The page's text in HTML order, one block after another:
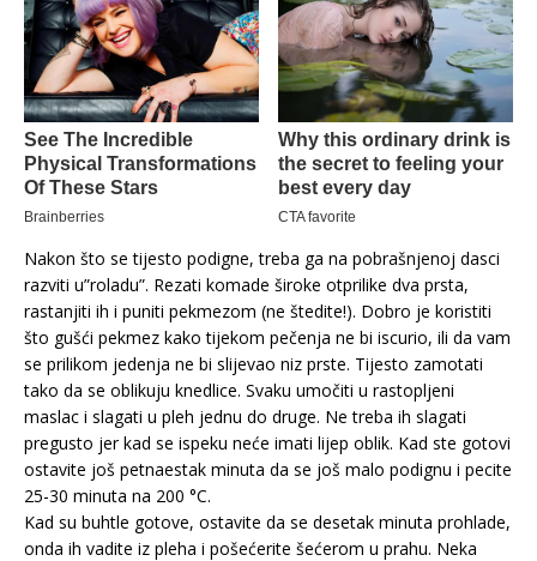
Nakon što se tijesto podigne, treba ga na pobrašnjenoj dasci
razviti u”roladu”. Rezati komade široke otprilike dva prsta,
rastanjiti ih i puniti pekmezom (ne štedite!). Dobro je koristiti
što gušći pekmez kako tijekom pečenja ne bi iscurio, ili da vam
se prilikom jedenja ne bi slijevao niz prste. Tijesto zamotati
tako da se oblikuju knedlice. Svaku umočiti u rastopljeni
maslac i slagati u pleh jednu do druge. Ne treba ih slagati
pregusto jer kad se ispeku neće imati lijep oblik. Kad ste gotovi
ostavite još petnaestak minuta da se još malo podignu i pecite
25-30 minuta na 200 °C.
Kad su buhtle gotove, ostavite da se desetak minuta prohlade,
onda ih vadite iz pleha i pošećerite šećerom u prahu. Neka